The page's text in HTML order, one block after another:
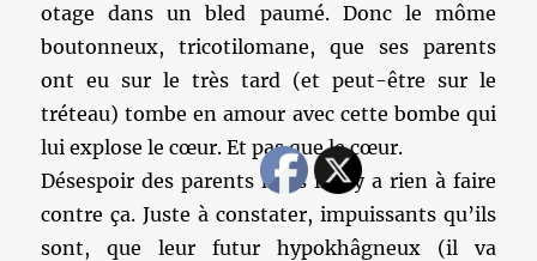
otage dans un bled paumé. Donc le môme
boutonneux, tricotilomane, que ses parents
ont eu sur le très tard (et peut-être sur le
tréteau) tombe en amour avec cette bombe qui
lui explose le cœur. Et pas que le cœur.
Désespoir des parents mais il n’y a rien à faire
contre ça. Juste à constater, impuissants qu’ils
sont, que leur futur hypokhâgneux (il va